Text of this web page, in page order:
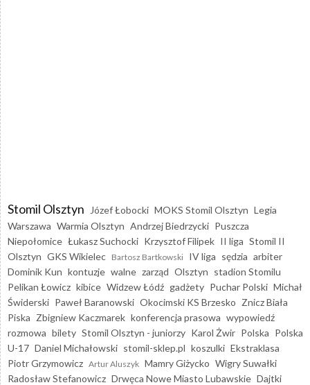
Stomil Olsztyn Józef Łobocki MOKS Stomil Olsztyn Legia
Warszawa Warmia Olsztyn Andrzej Biedrzycki Puszcza
Niepołomice Łukasz Suchocki Krzysztof Filipek II liga Stomil II
Olsztyn GKS Wikielec Bartosz Bartkowski IV liga sędzia arbiter
Dominik Kun kontuzje walne zarząd Olsztyn stadion Stomilu
Pelikan Łowicz kibice Widzew Łódź gadżety Puchar Polski Michał
Świderski Paweł Baranowski Okocimski KS Brzesko Znicz Biała
Piska Zbigniew Kaczmarek konferencja prasowa wypowiedź
rozmowa bilety Stomil Olsztyn - juniorzy Karol Żwir Polska Polska
U-17 Daniel Michałowski stomil-sklep.pl koszulki Ekstraklasa
Piotr Grzymowicz Artur Aluszyk Mamry Giżycko Wigry Suwałki
Radosław Stefanowicz Drwęca Nowe Miasto Lubawskie Dajtki